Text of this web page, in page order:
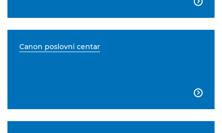

Canon poslovni centar
